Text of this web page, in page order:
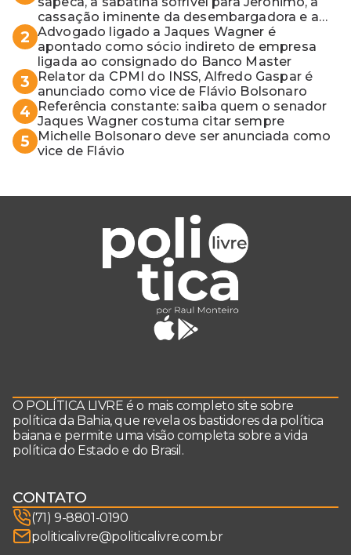
cassação iminente da desembargadora e a
vaga do Quinto para o MP baiano
2 Advogado ligado a Jaques Wagner é
apontado como sócio indireto de empresa
ligada ao consignado do Banco Master
3
Relator da CPMI do INSS, Alfredo Gaspar é
anunciado como vice de Flávio Bolsonaro
4
Referência constante: saiba quem o senador
Jaques Wagner costuma citar sempre
5
Michelle Bolsonaro deve ser anunciada como
vice de Flávio
O POLÍTICA LIVRE é o mais completo site sobre
política da Bahia, que revela os bastidores da política
baiana e permite uma visão completa sobre a vida
política do Estado e do Brasil.
CONTATO
(71) 9-8801-0190
politicalivre@politicalivre.com.br